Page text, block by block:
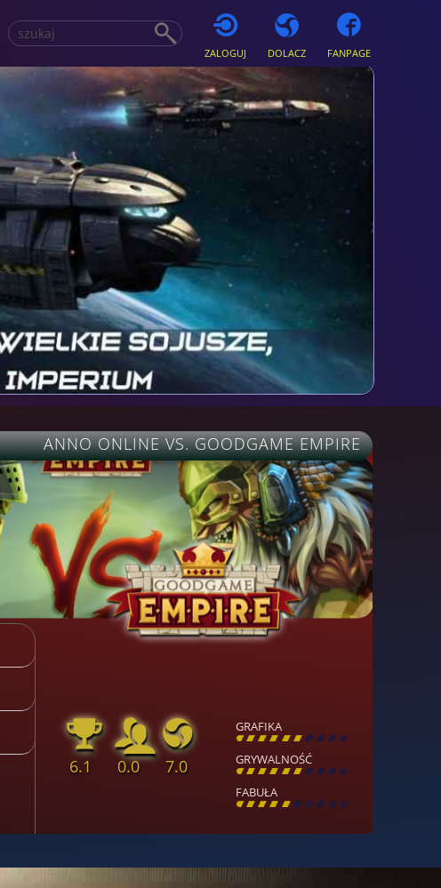
ZALOGUJ DOLACZ FANPAGE
ANNO ONLINE VS. GOODGAME EMPIRE
GRAFIKA
[ \ \ \ \ \ \ \ \ ]
GRYWALNOŚĆ
[ \ \ \ \ \ \ \ \ ]
FABUŁA
[ \ \ \ \ \ \ \ \ ]
6.1 0.0 7.0